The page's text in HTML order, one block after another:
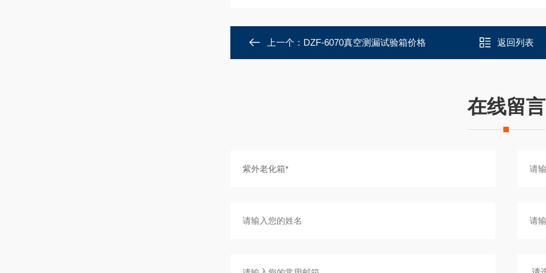
上一个： DZF-6070真空测漏试验箱价格 返回列表
在线留言